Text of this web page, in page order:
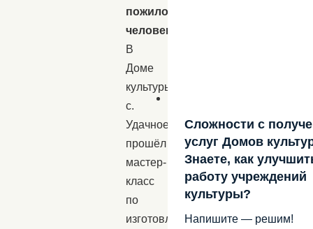
пожилого
человека
В
Доме
культуры
с.
Удачное
прошёл
мастер-
класс
по
изготовлению
Сложности с
услуг Домов
Знаете, как
работу учреждений
культуры?
Напишите — решим!